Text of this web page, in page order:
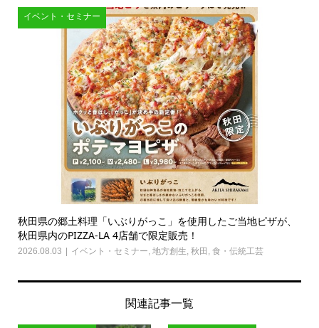
イベント・セミナー
秋田県の郷土料理「いぶりがっこ」を使用したご当地ピザが、
秋田県内のPIZZA-LA 4店舗で限定販売！
2026.08.03 イベント・セミナー, 地方創生, 秋田 , 食・伝統工芸
関連記事一覧